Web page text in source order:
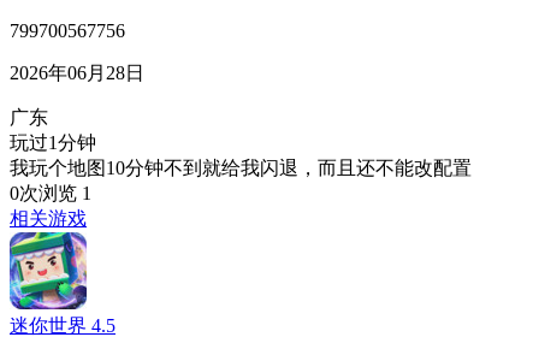
799700567756
2026年06月28日
广东
玩过1分钟
我玩个地图10分钟不到就给我闪退，而且还不能改配置
0次浏览 1
相关游戏
迷你世界 4.5